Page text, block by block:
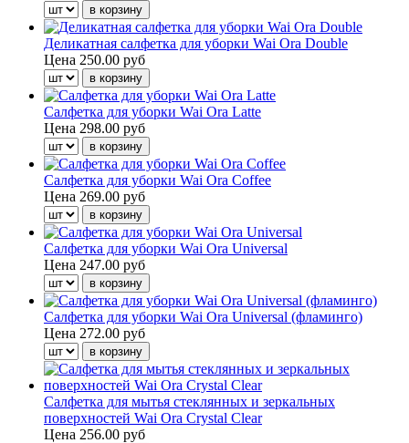
Деликатная салфетка для уборки Wai Ora Double
Цена 250.00 руб
Салфетка для уборки Wai Ora Latte
Цена 298.00 руб
Салфетка для уборки Wai Ora Coffee
Цена 269.00 руб
Салфетка для уборки Wai Ora Universal
Цена 247.00 руб
Салфетка для уборки Wai Ora Universal (фламинго)
Цена 272.00 руб
Салфетка для мытья стеклянных и зеркальных
поверхностей Wai Ora Crystal Clear
Цена 256.00 руб